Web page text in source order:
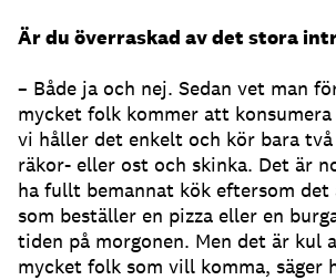
Är du överraskad av det stora
– Både ja och nej. Sedan vet man
mycket folk kommer att
vi håller det enkelt och kör bara
räkor- eller ost och skinka. Det är
ha fullt bemannat kök eftersom det
som beställer en pizza eller en
tiden på morgonen. Men det är kul
mycket folk som vill komma, säger